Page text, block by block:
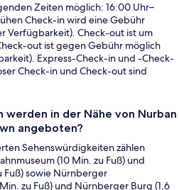
Zeiten möglich: 16:00 Uhr–
Check-in wird eine Gebühr
Verfügbarkeit). Check-out ist um
out ist gegen Gebühr möglich
Express-Check-in und -Check-
Check-in und Check-out sind
in der Nähe von Nurban
angeboten?
Sehenswürdigkeiten zählen
(10 Min. zu Fuß) und
Fuß) sowie Nürnberger
zu Fuß) und Nürnberger Burg (1,6